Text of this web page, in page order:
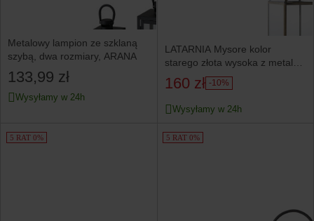
Metalowy lampion ze szklaną
szybą, dwa rozmiary, ARANA
133,99 zł
Wysyłamy w 24h
LATARNIA Mysore kolor
starego złota wysoka z metalu
i szkła
160 zł -10%
Wysyłamy w 24h
5 RAT 0% 5 RAT 0%